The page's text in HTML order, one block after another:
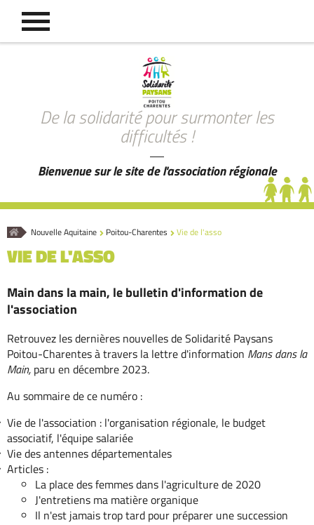
De la solidarité pour surmonter les
difficultés !
Bienvenue sur le site de l'association régionale
AccueilNouvelle Aquitaine Poitou-Charentes Vie de l'asso
VIE DE L'ASSO
Main dans la main, le bulletin d'information de
l'association
Retrouvez les dernières nouvelles de Solidarité Paysans
Poitou-Charentes à travers la lettre d'information Mans dans la
Main, paru en décembre 2023.
Au sommaire de ce numéro :
Vie de l'association : l'organisation régionale, le budget
associatif, l'équipe salariée
Vie des antennes départementales
Articles :
La place des femmes dans l'agriculture de 2020
J'entretiens ma matière organique
Il n'est jamais trop tard pour préparer une succession